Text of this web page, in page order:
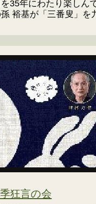
35年にわたり楽しん
裕基が「三番叟」を
狂言の会